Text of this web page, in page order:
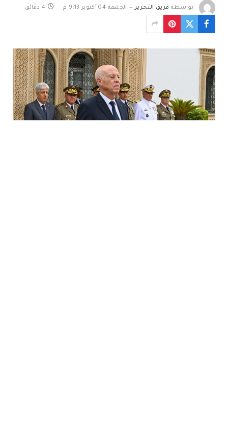
بواسطة فريق التحرير الجمعة 04 أكتوبر 9:13 م 4 دقائق